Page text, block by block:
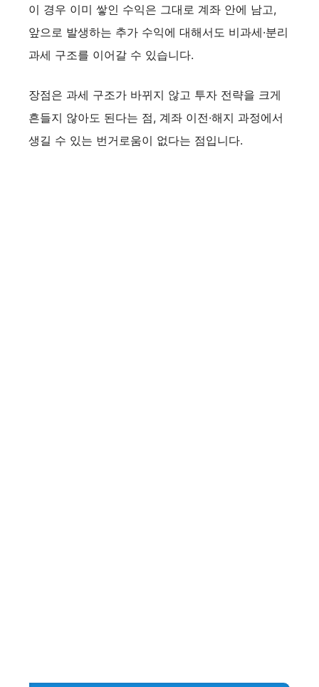
e
o
이 경우 이미 쌓인 수익은 그대로 계좌 안에 남고,
앞으로 발생하는 추가 수익에 대해서도 비과세·분리
과세 구조를 이어갈 수 있습니다.
장점은 과세 구조가 바뀌지 않고 투자 전략을 크게
흔들지 않아도 된다는 점, 계좌 이전·해지 과정에서
생길 수 있는 번거로움이 없다는 점입니다.